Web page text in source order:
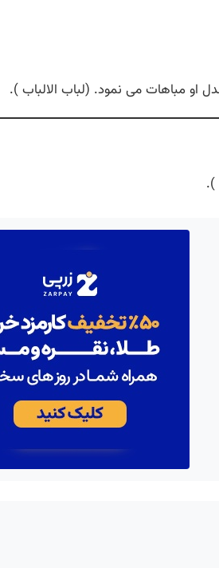
او مباهات می نمود. (لباب الالباب ).
).